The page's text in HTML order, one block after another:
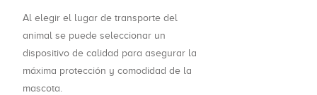
Al elegir el lugar de transporte del
animal se puede seleccionar un
dispositivo de calidad para asegurar la
máxima protección y comodidad de la
mascota.